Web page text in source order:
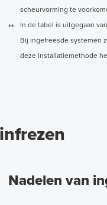
scheurvorming te
**
In de tabel is uitgegaan
Bij ingefreesde systemen
deze installatiemethode
Nadelen van